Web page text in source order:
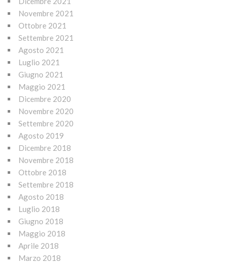
Novembre 2021
Ottobre 2021
Settembre 2021
Agosto 2021
Luglio 2021
Giugno 2021
Maggio 2021
Dicembre 2020
Novembre 2020
Settembre 2020
Agosto 2019
Dicembre 2018
Novembre 2018
Ottobre 2018
Settembre 2018
Agosto 2018
Luglio 2018
Giugno 2018
Maggio 2018
Aprile 2018
Marzo 2018